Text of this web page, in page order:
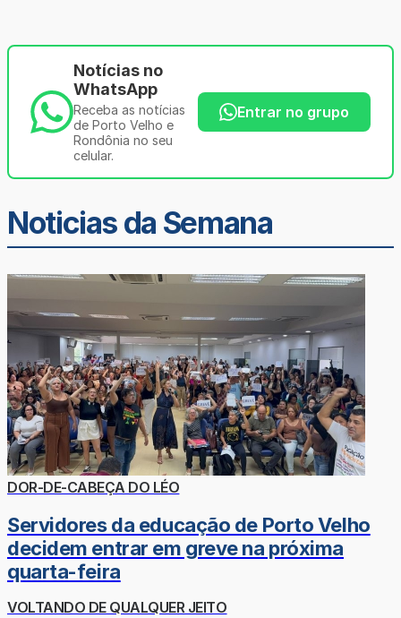
Notícias no
WhatsApp
Receba as notícias
de Porto Velho e
Rondônia no seu
celular.
Entrar no grupo
Noticias da Semana
DOR-DE-CABEÇA DO LÉO
Servidores da educação de Porto Velho
decidem entrar em greve na próxima
quarta-feira
VOLTANDO DE QUALQUER JEITO